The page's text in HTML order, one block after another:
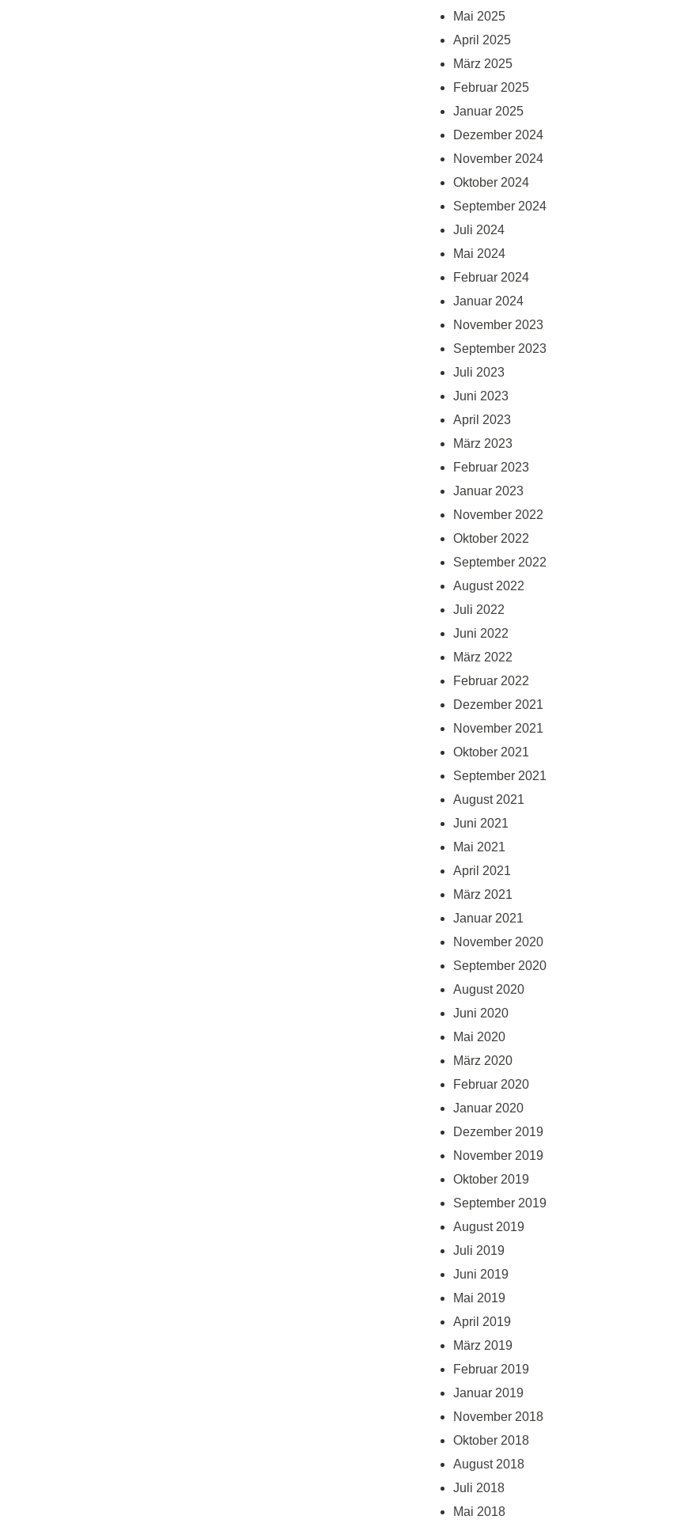
Mai 2025
April 2025
März 2025
Februar 2025
Januar 2025
Dezember 2024
November 2024
Oktober 2024
September 2024
Juli 2024
Mai 2024
Februar 2024
Januar 2024
November 2023
September 2023
Juli 2023
Juni 2023
April 2023
März 2023
Februar 2023
Januar 2023
November 2022
Oktober 2022
September 2022
August 2022
Juli 2022
Juni 2022
März 2022
Februar 2022
Dezember 2021
November 2021
Oktober 2021
September 2021
August 2021
Juni 2021
Mai 2021
April 2021
März 2021
Januar 2021
November 2020
September 2020
August 2020
Juni 2020
Mai 2020
März 2020
Februar 2020
Januar 2020
Dezember 2019
November 2019
Oktober 2019
September 2019
August 2019
Juli 2019
Juni 2019
Mai 2019
April 2019
März 2019
Februar 2019
Januar 2019
November 2018
Oktober 2018
August 2018
Juli 2018
Mai 2018